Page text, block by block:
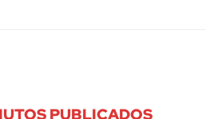
PUBLICADOS